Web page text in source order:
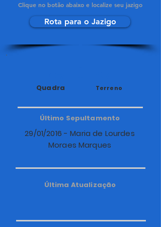
Clique no botão abaixo e localize seu jazigo
Rota para o Jazigo
Quadra Terreno
Último Sepultamento
29/01/2016 - Maria de Lourdes
Moraes Marques
Última Atualização